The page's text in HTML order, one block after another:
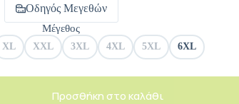
Οδηγός Μεγεθών
Μέγεθος
XL XXL 3XL 4XL 5XL 6XL
Προσθήκη στο καλάθι